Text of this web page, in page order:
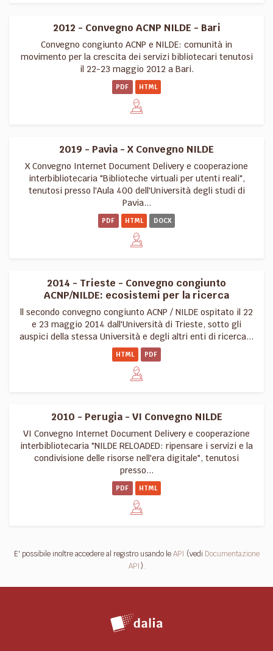
2012 - Convegno ACNP NILDE - Bari
Convegno congiunto ACNP e NILDE: comunità in
movimento per la crescita dei servizi bibliotecari tenutosi
il 22-23 maggio 2012 a Bari.
PDF HTML
2019 - Pavia - X Convegno NILDE
X Convegno Internet Document Delivery e cooperazione
interbibliotecaria "Biblioteche virtuali per utenti reali",
tenutosi presso l'Aula 400 dell'Università degli studi di
Pavia...
PDF HTML DOCX
2014 - Trieste - Convegno congiunto
ACNP/NILDE: ecosistemi per la ricerca
ll secondo convegno congiunto ACNP / NILDE ospitato il 22
e 23 maggio 2014 dall'Università di Trieste, sotto gli
auspici della stessa Università e degli altri enti di ricerca...
HTML PDF
2010 - Perugia - VI Convegno NILDE
VI Convegno Internet Document Delivery e cooperazione
interbibliotecaria "NILDE RELOADED: ripensare i servizi e la
condivisione delle risorse nell'era digitale", tenutosi
presso...
PDF HTML
E' possibile inoltre accedere al registro usando leAPI (vedi Documentazione
API).